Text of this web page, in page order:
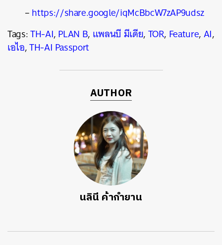
–https://share.google/iqMcBbcW7zAP9udsz
Tags:TH-AI,PLAN B, แพลนบี มีเดีย,TOR, Feature,AI,
เอไอ,TH-AI Passport
AUTHOR
นลินี ค้ากำยาน